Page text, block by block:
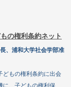
の権利条約ネット
、浦和大学社会学部准
どもの権利条約に出会
に、子どもの権利保